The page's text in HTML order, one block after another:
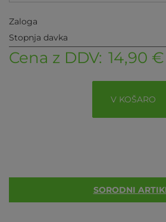
Zaloga
Stopnja davka
Cena z DDV: 14,90 €
V KOŠARO
SORODNI